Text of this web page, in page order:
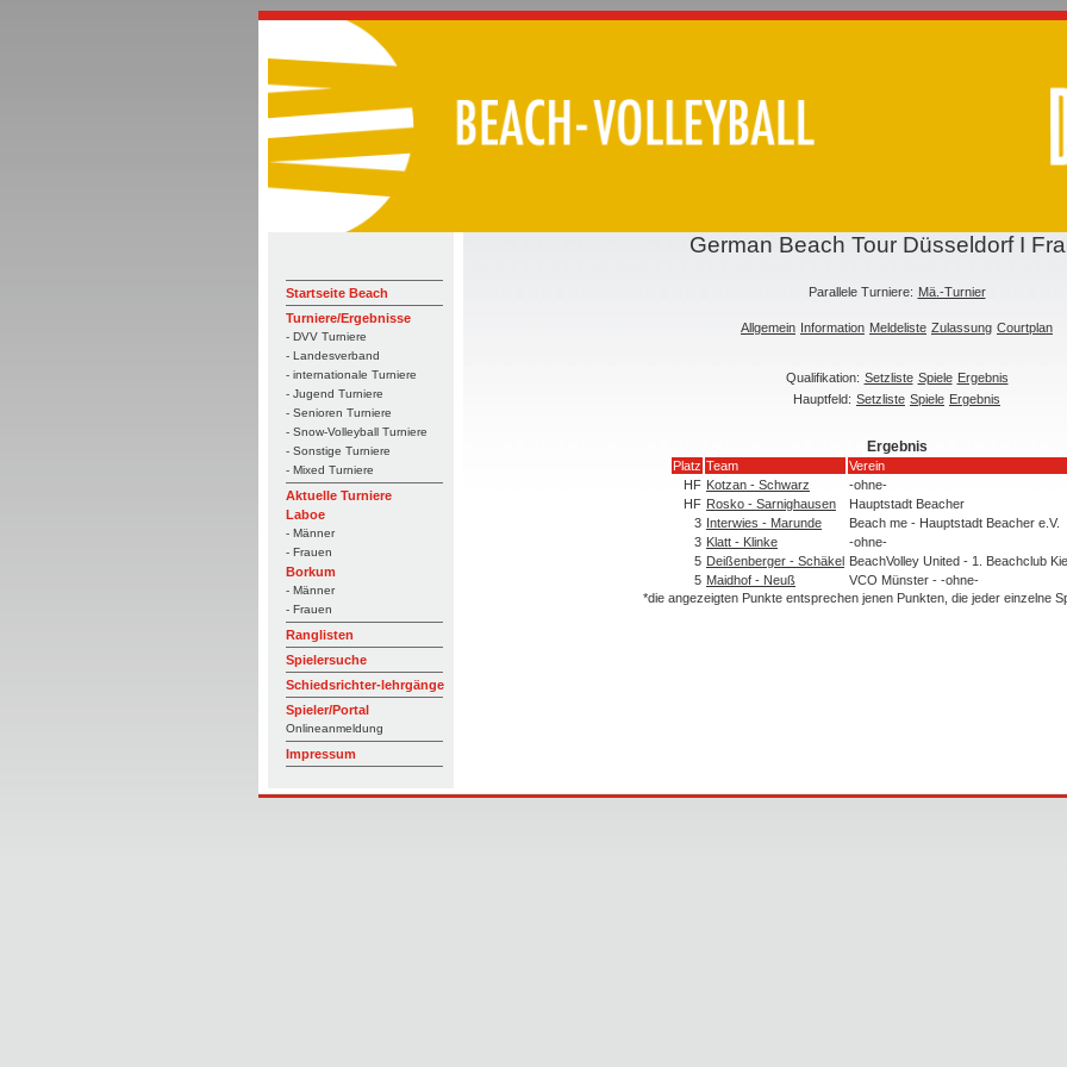
Startseite Beach
Turniere/Ergebnisse
- DVV Turniere
- Landesverband
- internationale Turniere
- Jugend Turniere
- Senioren Turniere
- Snow-Volleyball Turniere
- Sonstige Turniere
- Mixed Turniere
Aktuelle Turniere
Laboe
- Männer
- Frauen
Borkum
- Männer
- Frauen
Ranglisten
Spielersuche
Schiedsrichter-lehrgänge
Spieler/Portal
Onlineanmeldung
Impressum
German Beach Tour Düsseldorf I
Parallele Turniere: Mä.-Turnier
Allgemein Information Meldeliste Zulassung Courtplan
Qualifikation: Setzliste Spiele Ergebnis
Hauptfeld: Setzliste Spiele Ergebnis
Ergebnis
Platz Team Verein
HF Kotzan - Schwarz
-ohne-
HF Rosko - Sarnighausen
Hauptstadt Beacher
3 Interwies - Marunde Beach me - Hauptstadt Beacher e.V.
3 Klatt - Klinke -ohne-
5 Deißenberger - Schäkel BeachVolley United - 1. Beachclub
5 Maidhof - Neuß VCO Münster - -ohne-
*die angezeigten Punkte entsprechen jenen Punkten, die jeder einzelne